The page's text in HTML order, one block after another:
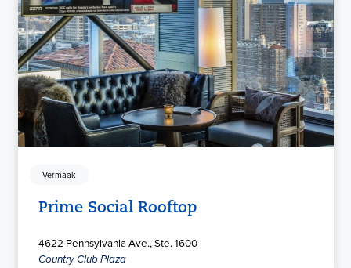
Vermaak
Prime Social Rooftop
4622 Pennsylvania Ave., Ste. 1600
Country Club Plaza